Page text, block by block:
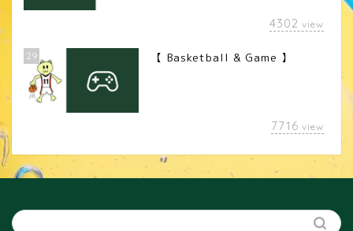
4302 view
29 【 Basketball & Game 】
7716 view
カメラレンズ
YouTube